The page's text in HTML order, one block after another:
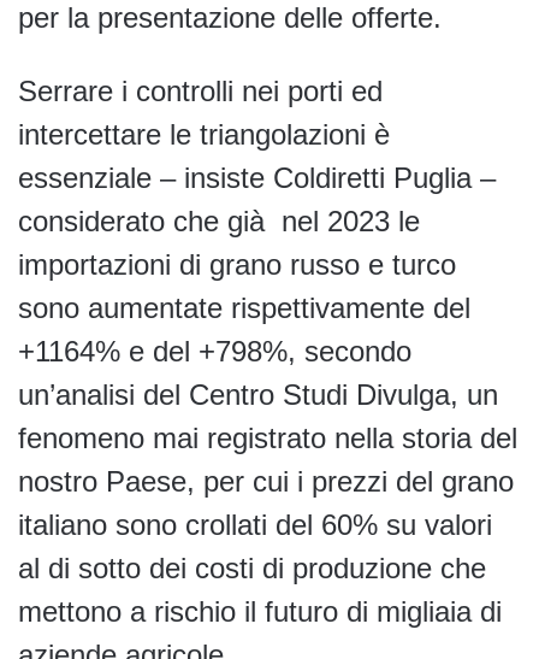
per la presentazione delle offerte.
Serrare i controlli nei porti ed
intercettare le triangolazioni è
essenziale – insiste Coldiretti Puglia –
considerato che già nel 2023 le
importazioni di grano russo e turco
sono aumentate rispettivamente del
+1164% e del +798%, secondo
un’analisi del Centro Studi Divulga, un
fenomeno mai registrato nella storia del
nostro Paese, per cui i prezzi del grano
italiano sono crollati del 60% su valori
al di sotto dei costi di produzione che
mettono a rischio il futuro di migliaia di